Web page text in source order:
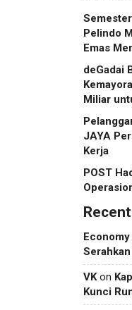
Pelindo
Emas
deGadai
Miliar
JAYA
Kerja
POST
Economy
VKon
Kunci